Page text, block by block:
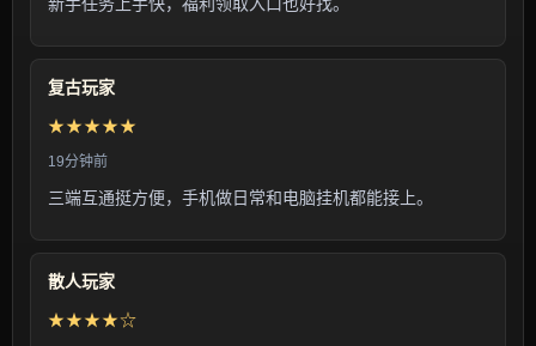
复古玩家
★★★★★
19分钟前
三端互通挺方便，手机做日常和电脑挂机都能接上。
散人玩家
★★★★☆